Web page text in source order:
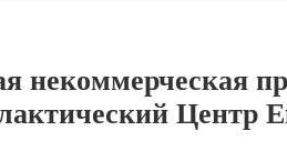
некоммерческая
Центр